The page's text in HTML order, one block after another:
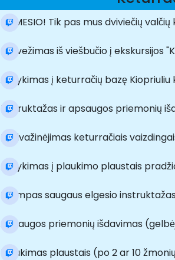
DĖMESIO! Tik pas mus dviviečių
Pervežimas iš viešbučio į ekskursijos
Atvykimas į keturračių bazę Kiopriuliu
Instruktažas ir apsaugos priemonių
Pasivažinėjimas keturračiais
Atvykimas į plaukimo plaustais
Trumpas saugaus elgesio
Apsaugos priemonių išdavimas
Plaukimas plaustais (po 2 ar 10